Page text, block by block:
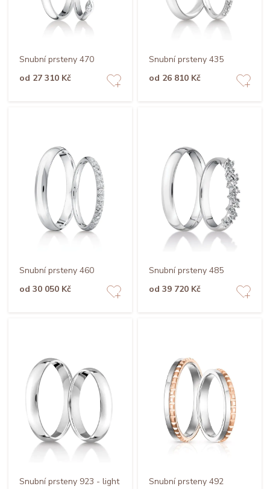
Snubní prsteny 470
od 27 310 Kč
Snubní prsteny 435
od 26 810 Kč
Snubní prsteny 460
od 30 050 Kč
Snubní prsteny 485
od 39 720 Kč
Snubní prsteny 923 - light Snubní prsteny 492